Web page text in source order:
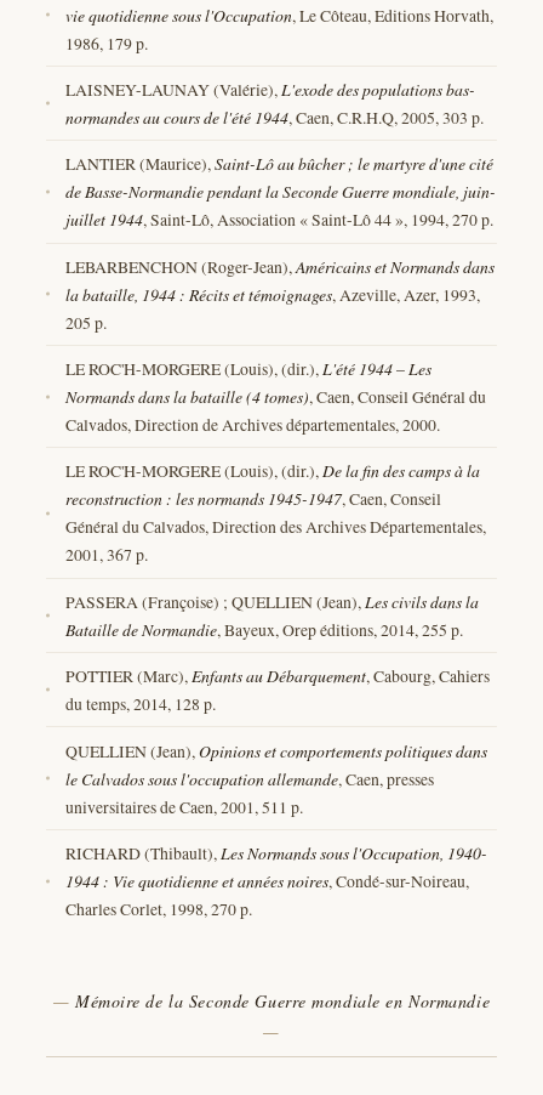
vie quotidienne sous l'Occupation, Le Côteau, Editions Horvath,
1986, 179 p.
LAISNEY-LAUNAY (Valérie),L'exode des populations bas-
normandes au cours de l'été 1944, Caen, C.R.H.Q, 2005, 303 p.
LANTIER (Maurice),Saint-Lô au bûcher ; le martyre d'une cité
de Basse-Normandie pendant la Seconde Guerre mondiale, juin-
juillet 1944, Saint-Lô, Association « Saint-Lô 44 », 1994, 270 p.
LEBARBENCHON (Roger-Jean),Américains et Normands dans
la bataille, 1944 : Récits et témoignages, Azeville, Azer, 1993,
205 p.
LE ROC'H-MORGERE (Louis), (dir.),L'été 1944 – Les
Normands dans la bataille (4 tomes), Caen, Conseil Général du
Calvados, Direction de Archives départementales, 2000.
LE ROC'H-MORGERE (Louis), (dir.),De la fin des camps à la
reconstruction : les normands 1945-1947, Caen, Conseil
Général du Calvados, Direction des Archives Départementales,
2001, 367 p.
PASSERA (Françoise) ; QUELLIEN (Jean),Les civils dans la
Bataille de Normandie, Bayeux, Orep éditions, 2014, 255 p.
POTTIER (Marc),Enfants au Débarquement, Cabourg, Cahiers
du temps, 2014, 128 p.
QUELLIEN (Jean),Opinions et comportements politiques dans
le Calvados sous l'occupation allemande, Caen, presses
universitaires de Caen, 2001, 511 p.
RICHARD (Thibault),Les Normands sous l'Occupation, 1940-
1944 : Vie quotidienne et années noires, Condé-sur-Noireau,
Charles Corlet, 1998, 270 p.
Mémoire de la Seconde Guerre mondiale en Normandie